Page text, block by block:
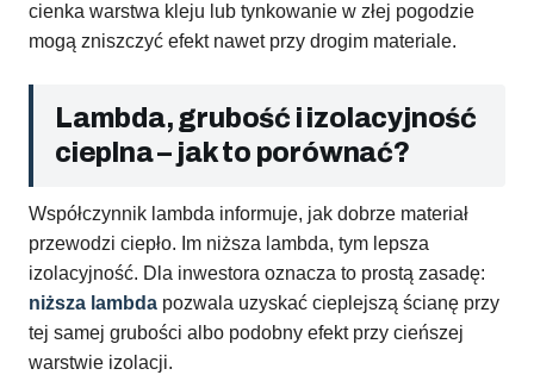
cienka warstwa kleju lub tynkowanie w złej pogodzie
mogą zniszczyć efekt nawet przy drogim materiale.
Lambda, grubość i izolacyjność
cieplna – jak to porównać?
Współczynnik lambda informuje, jak dobrze materiał
przewodzi ciepło. Im niższa lambda, tym lepsza
izolacyjność. Dla inwestora oznacza to prostą zasadę:
niższa lambda pozwala uzyskać cieplejszą ścianę przy
tej samej grubości albo podobny efekt przy cieńszej
warstwie izolacji.